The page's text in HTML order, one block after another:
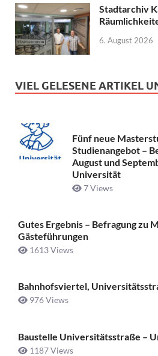
Stadtarchiv
6. August 2026
VIEL GELESENE ARTIKEL
Fünf neue
Studienangebot –
August und
Universität
7 Views
Gutes Ergebnis – Befragung zu
Gästeführungen
1613 Views
Bahnhofsviertel,
976 Views
Baustelle Universitätsstraße ­–
1187 Views